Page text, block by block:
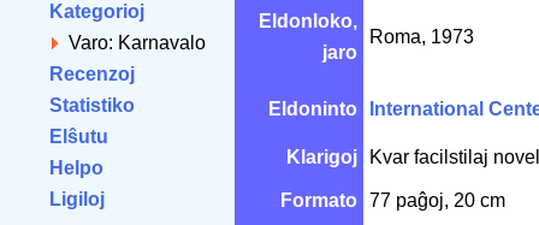
Kategorioj
Varo: Karnavalo
Recenzoj
Statistiko
Elŝutu
Helpo
Ligiloj
Eldonloko,
jaro
Roma, 1973
Eldoninto International
Klarigoj Kvar facilstilaj
Formato 77 paĝoj, 20 cm